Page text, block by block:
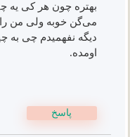
بهتره چون هر کی یه
می‌گن خوبه ولی من
دیگه نفهمیدم چی به
اومده.
پاسخ